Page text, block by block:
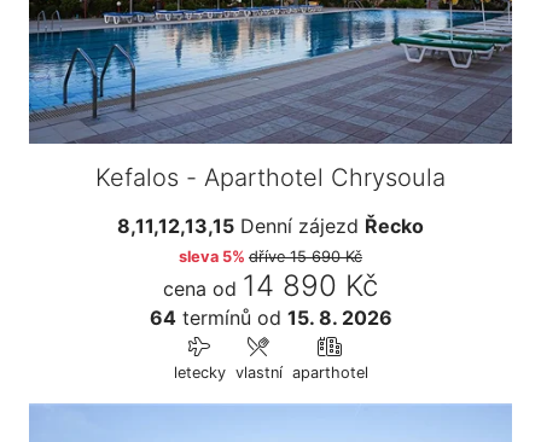
Kefalos - Aparthotel Chrysoula
8,11,12,13,15 Denní zájezd Řecko
sleva 5% dříve15 690 Kč
cena od 14 890 Kč
64termínů od 15. 8. 2026
letecky vlastní aparthotel